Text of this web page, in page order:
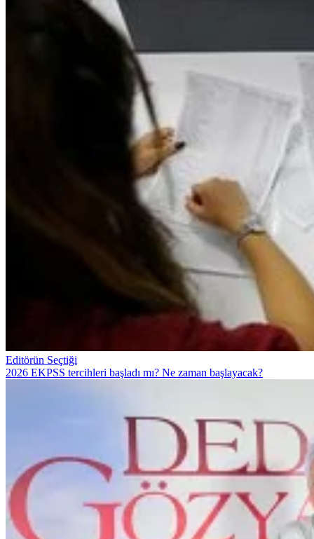
Editörün Seçtiği
2026 EKPSS tercihleri başladı mı? Ne zaman başlayacak?